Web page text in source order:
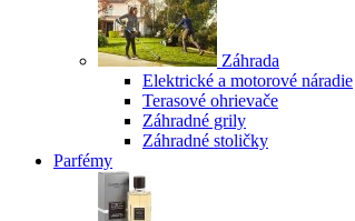
Záhrada
Elektrické a motorové náradie
Terasové ohrievače
Záhradné grily
Záhradné stoličky
Parfémy